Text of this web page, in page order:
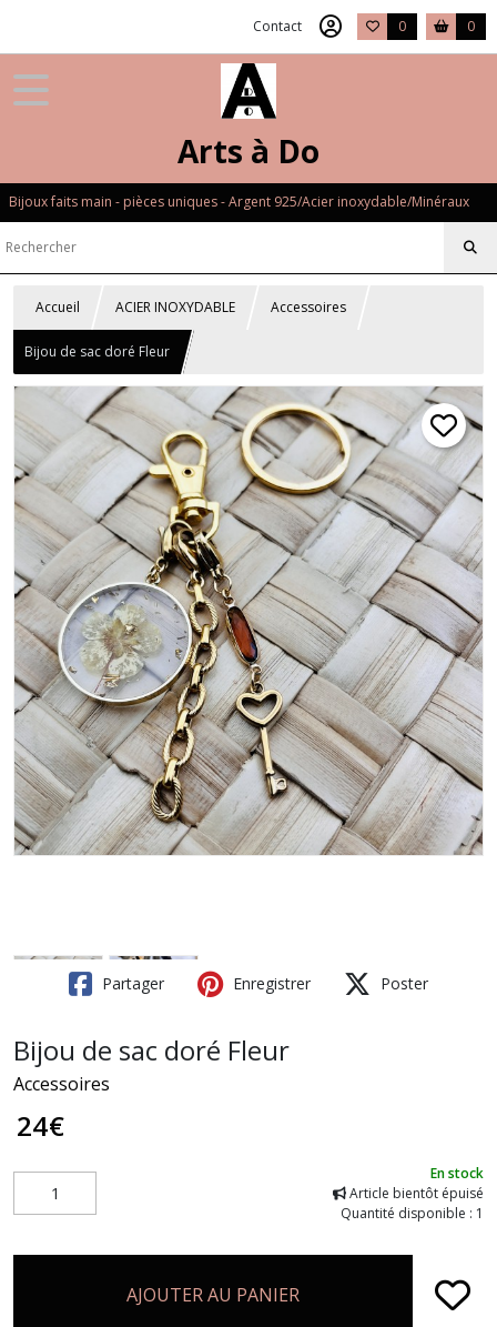
Contact 0 0
Arts à Do
Bijoux faits main - pièces uniques - Argent 925/Acier inoxydable/Minéraux
Accueil ACIER INOXYDABLE Accessoires
Bijou de sac doré Fleur
Partager Enregistrer Poster
Bijou de sac doré Fleur
Accessoires
24€
En stock
Article bientôt épuisé
Quantité disponible : 1
AJOUTER AU PANIER